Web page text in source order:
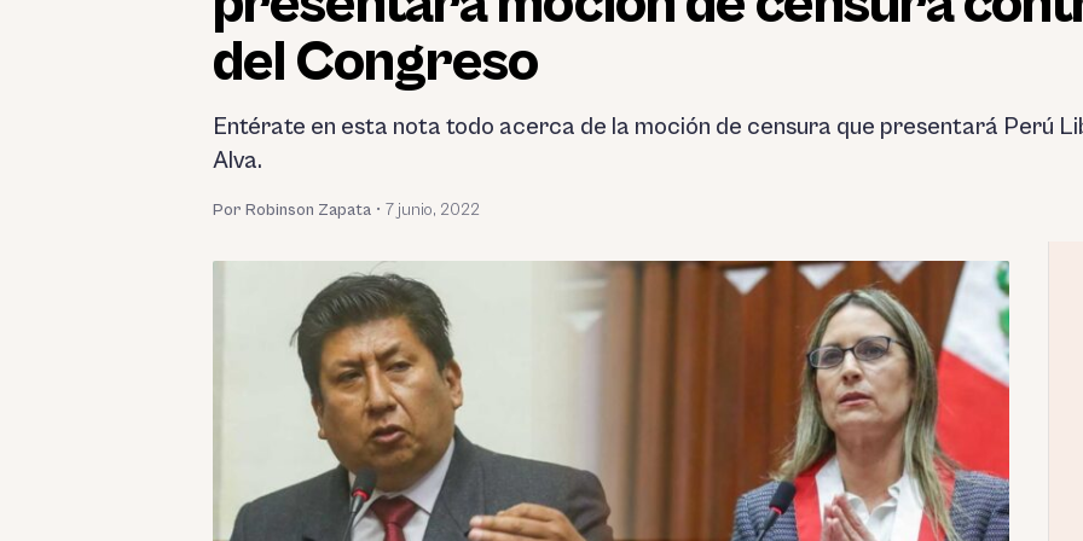
del Congreso
Entérate en esta nota todo acerca de la moción de censura que presentará Perú
Alva.
Por Robinson Zapata • 7 junio, 2022